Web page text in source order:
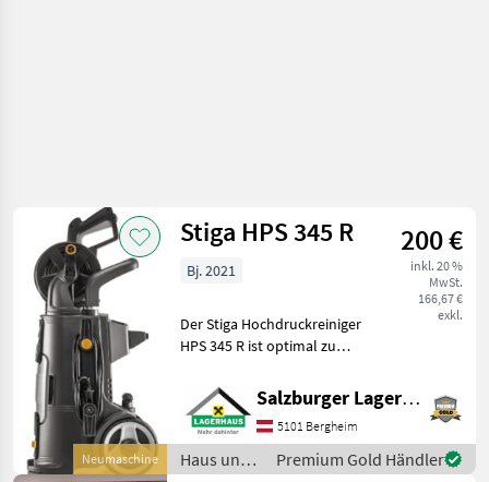
Neumaschine
Stiga HPS 345 R 200 €
inkl. 20 %
MwSt.
166,67 €
exkl.
Bj. 2021
Der Stiga Hochdruckreiniger
HPS 345 R ist optimal zum
Flächen geeignet. Somit
kann er beispielsweise beim
Entfernen von leichten
Verschmutz
Salzburger Lagerhaus-Technik
5101 Bergheim
Haus und
Premium Gold Händler